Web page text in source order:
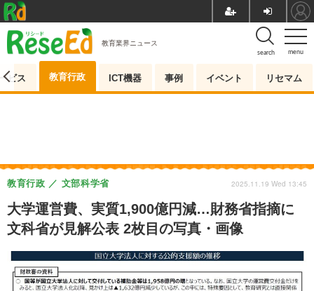
menu
search
教育業界ニュース
ビス 教育行政 ICT機器 事例 イベント リセマム
大学運営費、実質1,900億円減…財務省指摘に
文科省が見解公表 2枚目の写真・画像
教育行政 文部科学省 2025.11.19 Wed 13:45